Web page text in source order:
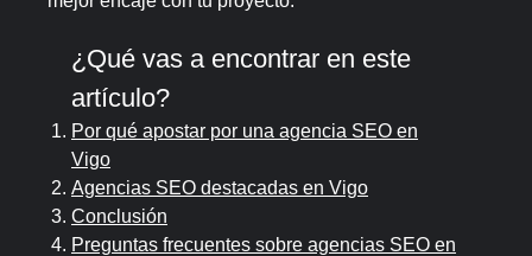
¿Qué vas a encontrar en este
artículo?
Por qué apostar por una agencia SEO en
Vigo
Agencias SEO destacadas en Vigo
Conclusión
Preguntas frecuentes sobre agencias SEO en